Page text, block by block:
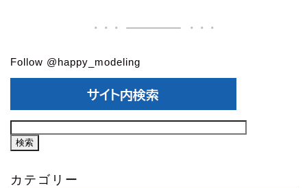
Follow @happy_modeling
カテゴリー